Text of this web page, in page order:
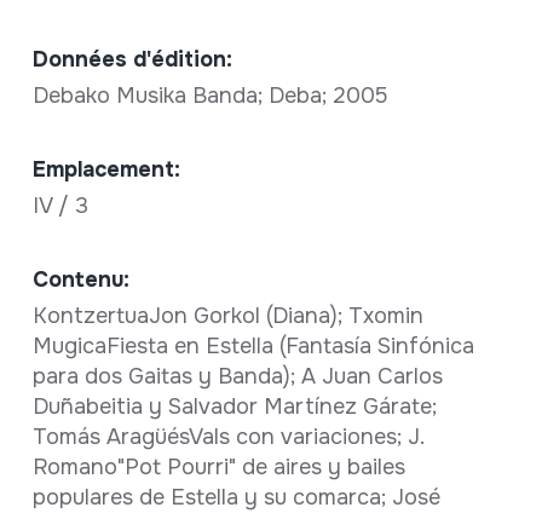
Données d'édition:
Debako Musika Banda; Deba; 2005
Emplacement:
IV / 3
Contenu:
KontzertuaJon Gorkol (Diana); Txomin
MugicaFiesta en Estella (Fantasía Sinfónica
para dos Gaitas y Banda); A Juan Carlos
Duñabeitia y Salvador Martínez Gárate;
Tomás AragüésVals con variaciones; J.
Romano"Pot Pourri" de aires y bailes
populares de Estella y su comarca; José